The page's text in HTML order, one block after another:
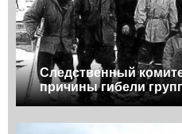
Следственный
причины гибели